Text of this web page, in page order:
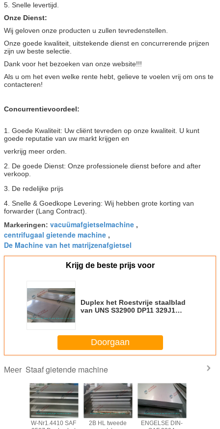
5. Snelle levertijd.
Onze Dienst:
Wij geloven onze producten u zullen tevredenstellen.
Onze goede kwaliteit, uitstekende dienst en concurrerende prijzen
zijn uw beste selectie.
Dank voor het bezoeken van onze website!!!
Als u om het even welke rente hebt, gelieve te voelen vrij om ons te
contacteren!
Concurrentievoordeel:
1. Goede Kwaliteit: Uw cliënt tevreden op onze kwaliteit. U kunt
goede reputatie van uw markt krijgen en
verkrijg meer orden.
2. De goede Dienst: Onze professionele dienst before and after
verkoop.
3. De redelijke prijs
4. Snelle & Goedkope Levering: Wij hebben grote korting van
forwarder (Lang Contract).
Markeringen: vacuümafgietselmachine ,
centrifugaal gietende machine ,
De Machine van het matrijzenafgietsel
Krijg de beste prijs voor
Duplex het Roestvrije staalblad
van UNS S32900 DP11 329J1
Doorgaan
Meer Staaf gietende machine
W-Nr1.4410 SAF
2B HL tweede
ENGELSE DIN-